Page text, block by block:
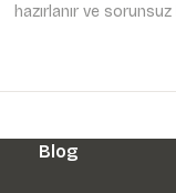
hazırlanır ve
Blog